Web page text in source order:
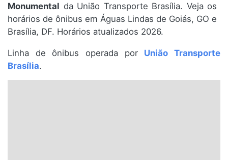
Paraná
Santa Catarina
Rio Grande do Sul
Monumental da União Transporte Brasília. Veja os
horários de ônibus em Águas Lindas de Goiás, GO e
Brasília, DF. Horários atualizados 2026.
Linha de ônibus operada por União Transporte
Brasília.